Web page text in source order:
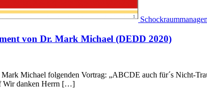
von Dr. Mark Michael (DEDD 2020)
Michael folgenden Vortrag: „ABCDE auch für´s Nicht-
Wir danken Herrn […]